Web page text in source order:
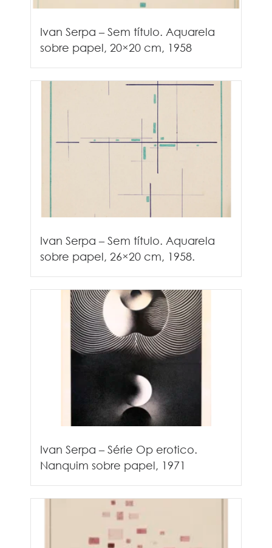
Ivan Serpa – Sem título. Aquarela
sobre papel, 20×20 cm, 1958
Ivan Serpa – Sem título. Aquarela
sobre papel, 26×20 cm, 1958.
Ivan Serpa – Série Op erotico.
Nanquim sobre papel, 1971